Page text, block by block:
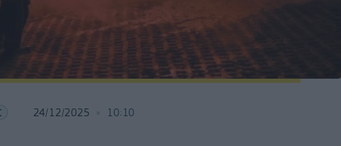
24/12/2025 10:10